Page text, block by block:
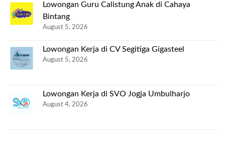
Lowongan Guru Calistung Anak di Cahaya
Bintang
August 5, 2026
Lowongan Kerja di CV Segitiga Gigasteel
August 5, 2026
Lowongan Kerja di SVO Jogja Umbulharjo
August 4, 2026